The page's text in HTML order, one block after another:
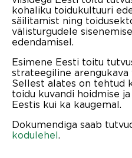
kohaliku toidukultuuri
säilitamist ning
välisturgudele
edendamisel.
Esimene Eesti toitu
strateegiline arengukava
Sellest alates on tehtud
toidu kuvandi hoidmise
Eestis kui ka kaugemal.
Dokumendiga saab
kodulehel.